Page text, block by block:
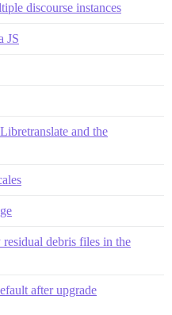
discourse instances
JS
and the
debris files in the
after upgrade